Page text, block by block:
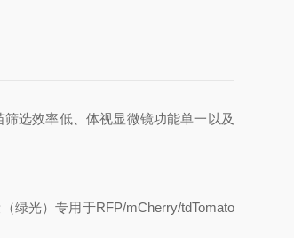
选效率低、体视显微镜功能单一以及
绿光）专用于RFP/mCherry/tdTomato